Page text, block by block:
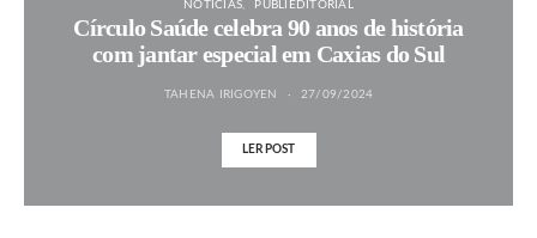
NOTÍCIAS PUBLIEDITORIAL
Círculo Saúde celebra 90 anos de história
com jantar especial em Caxias do Sul
TAHENA IRIGOYEN 27/09/2024
LER POST